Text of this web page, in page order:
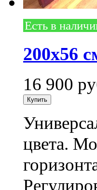
Есть в
200х56
16 900
цвета.